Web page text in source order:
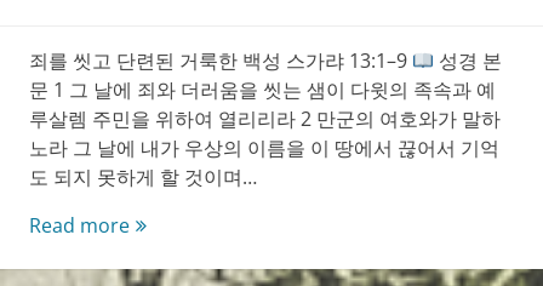
죄를 씻고 단련된 거룩한 백성 스가랴 13:1–9
성경 본
문 1 그 날에 죄와 더러움을 씻는 샘이 다윗의 족속과 예
루살렘 주민을 위하여 열리리라 2 만군의 여호와가 말하
노라 그 날에 내가 우상의 이름을 이 땅에서 끊어서 기억
도 되지 못하게 할 것이며…
Read more생